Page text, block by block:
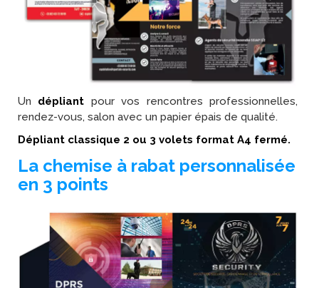
Un dépliant pour vos rencontres professionnelles,
rendez-vous, salon avec un papier épais de qualité.
Dépliant classique 2 ou 3 volets format A4 fermé.
La chemise à rabat personnalisée
en 3 points